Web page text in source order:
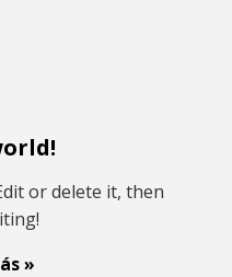
or delete it, then
»